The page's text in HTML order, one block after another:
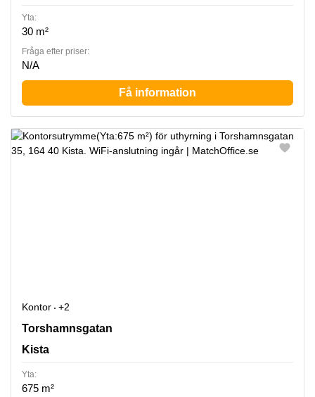
Yta:
30 m²
Fråga efter priser:
N/A
Få information
Kontor
+2
Torshamnsgatan 35, Kista
Torshamnsgatan
Kista
Yta:
675 m²